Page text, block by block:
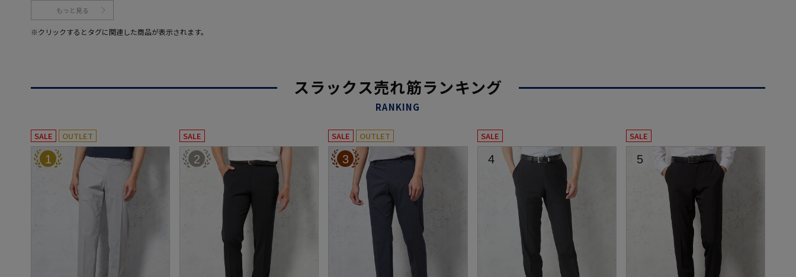
もっと見る
※クリックするとタグに関連した商品が表示されます。
スラックス売れ筋ランキング
RANKING
SALE OUTLET
1
SALE
2
SALE OUTLET
3
SALE
4
SALE
5